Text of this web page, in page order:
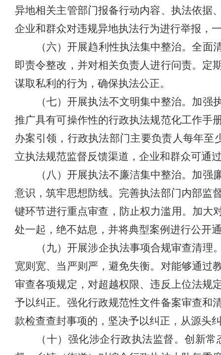
异地相关主管部门报备行动内容、执法依据
企业和群众对违规异地执法行为进行举报，
（六）开展趋利性执法集中整治。全面
即责令整改，并对相关负责人进行问责。定
谋取私利的行为，确保执法公正。
（七）开展执法不文明集中整治。 加强
推广具有可操作性的行政执法规范化工作手
办案引领，行政执法部门主要负责人每年
立执法规范监督反馈渠道，企业和群众可通
（八）开展执法不廉洁集中整治。 加强
意识，筑牢思想防线。完善执法部门内部监
键环节进行重点审查，防止权力滥用。加大
处一起，绝不姑息，并将典型案例进行公开
（九）开展涉企执法事项合规审查清理
宽则宽、当严则严，避免失衡。对能够通过
审查各项规定，对超越权限、违反上位法规
予以纠正。强化行政规范性文件备案审查和
款检查查封事项的，坚决予以纠正，从源头
（十）强化涉企行政执法监督。创新常